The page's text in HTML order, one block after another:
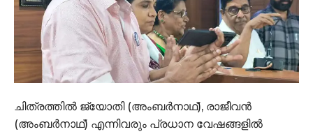
ചിത്രത്തിൽ ജ്യോതി (അംബർനാഥ്), രാജീവൻ
(അംബർനാഥ്) എന്നിവരും പ്രധാന വേഷങ്ങളിൽ